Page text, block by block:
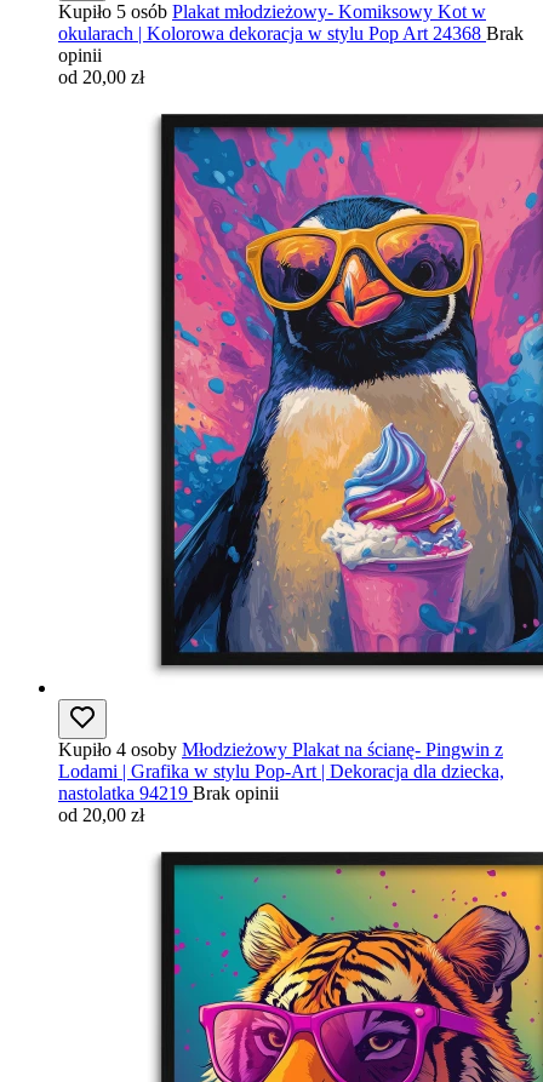
Kupiło 5 osób Plakat młodzieżowy- Komiksowy Kot w
okularach | Kolorowa dekoracja w stylu Pop Art 24368 Brak
opinii
od 20,00 zł
Kupiło 4 osoby Młodzieżowy Plakat na ścianę- Pingwin z
Lodami | Grafika w stylu Pop-Art | Dekoracja dla dziecka,
nastolatka 94219 Brak opinii
od 20,00 zł